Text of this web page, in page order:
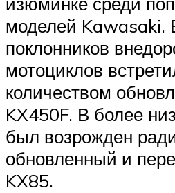
моделей Kawasaki.
поклонников
мотоциклов
количеством
KX450F. В более
был возрожден
обновленный и
KX85.